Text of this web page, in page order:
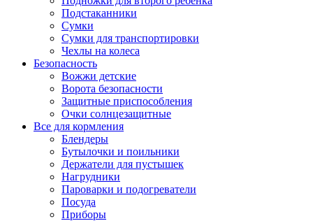
Подстаканники
Сумки
Сумки для транспортировки
Чехлы на колеса
Безопасность
Вожжи детские
Ворота безопасности
Защитные приспособления
Очки солнцезащитные
Все для кормления
Блендеры
Бутылочки и поильники
Держатели для пустышек
Нагрудники
Пароварки и подогреватели
Посуда
Приборы